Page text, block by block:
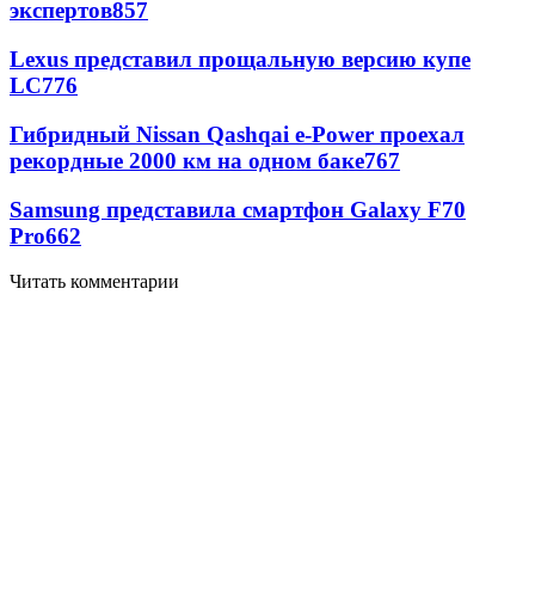
экспертов857
Lexus представил прощальную версию купе
LC776
Гибридный Nissan Qashqai e-Power проехал
рекордные 2000 км на одном баке767
Samsung представила смартфон Galaxy F70
Pro662
Читать комментарии